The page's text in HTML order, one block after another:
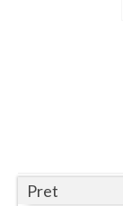
Gorj
Pret